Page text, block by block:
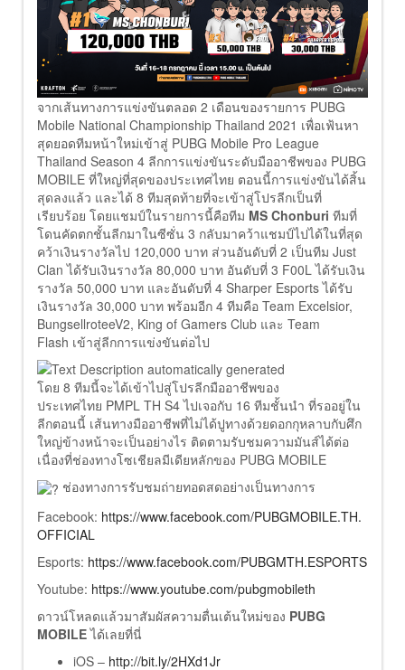
จากเส้นทางการแข่งขันตลอด 2 เดือนของรายการ PUBG
Mobile National Championship Thailand 2021 เพื่อเฟ้นหา
สุดยอดทีมหน้าใหม่เข้าสู่ PUBG Mobile Pro League
Thailand Season 4 ลีกการแข่งขันระดับมืออาชีพของ PUBG
MOBILE ที่ใหญ่ที่สุดของประเทศไทย ตอนนี้การแข่งขันได้สิ้น
สุดลงแล้ว และได้ 8 ทีมสุดท้ายที่จะเข้าสู่โปรลีกเป็นที่
เรียบร้อย โดยแชมป์ในรายการนี้คือทีม MS Chonburi ทีมที่
โดนคัดตกชั้นลีกมาในซีซั่น 3 กลับมาคว้าแชมป์ไปได้ในที่สุด
คว้าเงินรางวัลไป 120,000 บาท ส่วนอันดับที่ 2 เป็นทีม Just
Clan ได้รับเงินรางวัล 80,000 บาท อันดับที่ 3 F00L ได้รับเงิน
รางวัล 50,000 บาท และอันดับที่ 4 Sharper Esports ได้รับ
เงินรางวัล 30,000 บาท พร้อมอีก 4 ทีมคือ Team Excelsior,
BungsellroteeV2, King of Gamers Club และ Team
Flash เข้าสู่ลีกการแข่งขันต่อไป
โดย 8 ทีมนี้จะได้เข้าไปสู่โปรลีกมืออาชีพของ
ประเทศไทย PMPL TH S4 ไปเจอกับ 16 ทีมชั้นนำ ที่รออยู่ใน
ลีกตอนนี้ เส้นทางมืออาชีพที่ไม่ได้ปูทางด้วยดอกกุหลาบกับศึก
ใหญ่ข้างหน้าจะเป็นอย่างไร ติดตามรับชมความมันส์ได้ต่อ
เนื่องที่ช่องทางโซเชียลมีเดียหลักของ PUBG MOBILE
ช่องทางการรับชมถ่ายทอดสดอย่างเป็นทางการ
Facebook: https://www.facebook.com/PUBGMOBILE.TH.
OFFICIAL
Esports: https://www.facebook.com/PUBGMTH.ESPORTS
Youtube: https://www.youtube.com/pubgmobileth
ดาวน์โหลดแล้วมาสัมผัสความตื่นเต้นใหม่ของ PUBG
MOBILEได้เลยที่นี่
iOS – http://bit.ly/2HXd1Jr